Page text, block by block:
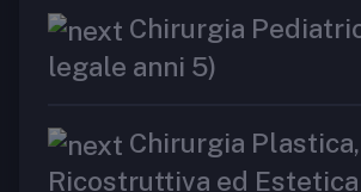
Chirurgia
legale anni 5)
Chirurgia Plastica,
Ricostruttiva ed